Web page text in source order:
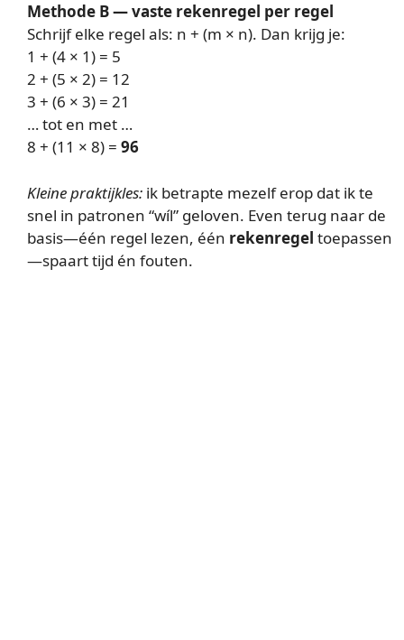
Methode B — vaste rekenregel per regel
Schrijf elke regel als: n + (m × n). Dan krijg je:
1 + (4 × 1) = 5
2 + (5 × 2) = 12
3 + (6 × 3) = 21
… tot en met …
8 + (11 × 8) = 96
Kleine praktijkles: ik betrapte mezelf erop dat ik te
snel in patronen “wíl” geloven. Even terug naar de
basis—één regel lezen, één rekenregel toepassen
—spaart tijd én fouten.